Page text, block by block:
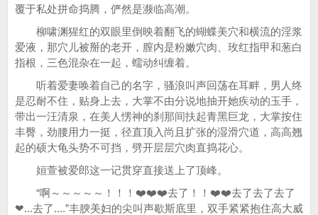
覆于私处拼命捣腾，俨然是濒临高潮。
柳啸渊猩红的双眼里倒映着翻飞的蝴蝶美穴和横流的淫浆
爱液，那穴儿被掰的老开，膣内是粉嫩穴肉、玫红指甲和葱白
指根，三色混杂在一起，蠕动纠缠着。
听着爱妻唤着自己的名字，骚浪叫声回荡在耳畔，男人终
是忍耐不住，贴身上去，大掌不由分说地抽开她疾动的玉手，
带出一汪清泉，在美人愣神的刹那间扶起青黑巨龙，大掌按住
丰臀，劲腰用力一挺，径直顶入尚且扩张的湿滑穴道，高高翘
起的硕大龟头势不可挡，劈开层层穴肉直捣花心。
姮萱被爱郎这一记贯穿直接送上了顶峰。
“啊～～～～～！！！❤️❤️❤️去了！！❤️❤️去了去了去了
❤...去了....”丰腴美妇的尖叫声歇斯底里，双手紧紧抱住高大威